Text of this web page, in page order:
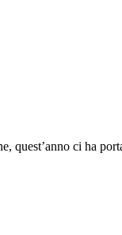
quest’anno ci ha